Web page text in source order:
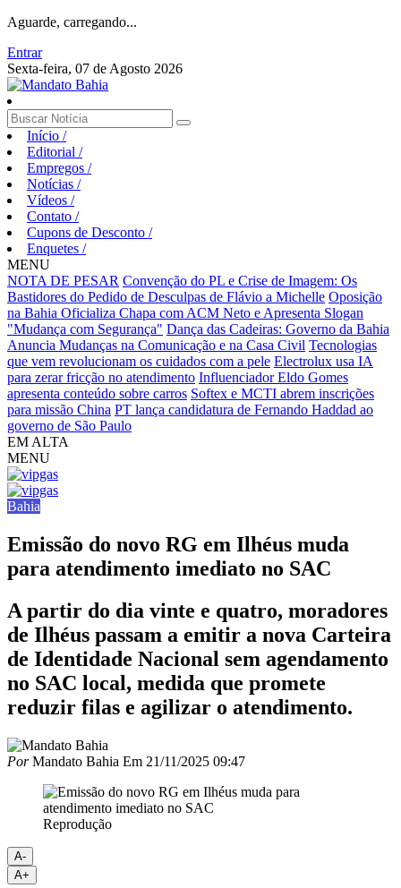
Aguarde, carregando...
Entrar
Sexta-feira, 07 de Agosto 2026
Início /
Editorial /
Empregos /
Notícias /
Vídeos /
Contato /
Cupons de Desconto /
Enquetes /
MENU
NOTA DE PESAR Convenção do PL e Crise de Imagem: Os
Bastidores do Pedido de Desculpas de Flávio a Michelle Oposição
na Bahia Oficializa Chapa com ACM Neto e Apresenta Slogan
"Mudança com Segurança" Dança das Cadeiras: Governo da Bahia
Anuncia Mudanças na Comunicação e na Casa Civil Tecnologias
que vem revolucionam os cuidados com a pele Electrolux usa IA
para zerar fricção no atendimento Influenciador Eldo Gomes
apresenta conteúdo sobre carros Softex e MCTI abrem inscrições
para missão China PT lança candidatura de Fernando Haddad ao
governo de São Paulo
EM ALTA
MENU
Bahia
Emissão do novo RG em Ilhéus muda
para atendimento imediato no SAC
A partir do dia vinte e quatro, moradores
de Ilhéus passam a emitir a nova Carteira
de Identidade Nacional sem agendamento
no SAC local, medida que promete
reduzir filas e agilizar o atendimento.
PorMandato Bahia Em 21/11/2025 09:47
Reprodução
A-
A+